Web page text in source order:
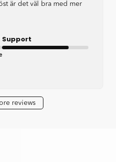
är det väl bra med mer
Support
reviews